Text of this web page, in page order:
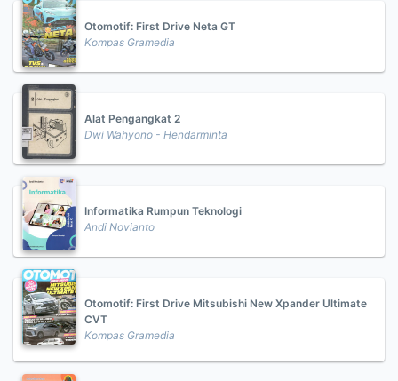
Otomotif: First Drive Neta GT
Kompas Gramedia
Alat Pengangkat 2
Dwi Wahyono - Hendarminta
Informatika Rumpun Teknologi
Andi Novianto
Otomotif: First Drive Mitsubishi New Xpander Ultimate
CVT
Kompas Gramedia